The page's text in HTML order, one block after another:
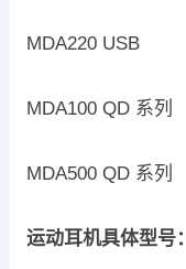
MDA220 USB
MDA100 QD 系列
MDA500 QD 系列
运动耳机具体型号：